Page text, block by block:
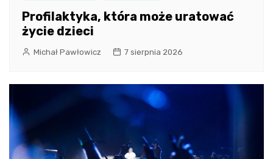
Profilaktyka, która może uratować
życie dzieci
Michał Pawłowicz 7 sierpnia 2026